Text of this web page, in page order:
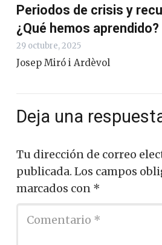
Periodos de crisis y
¿Qué hemos aprendido?
29 octubre, 2025
Josep Miró i Ardèvol
Deja una
Tu dirección de correo
publicada. Los campos
marcados con *